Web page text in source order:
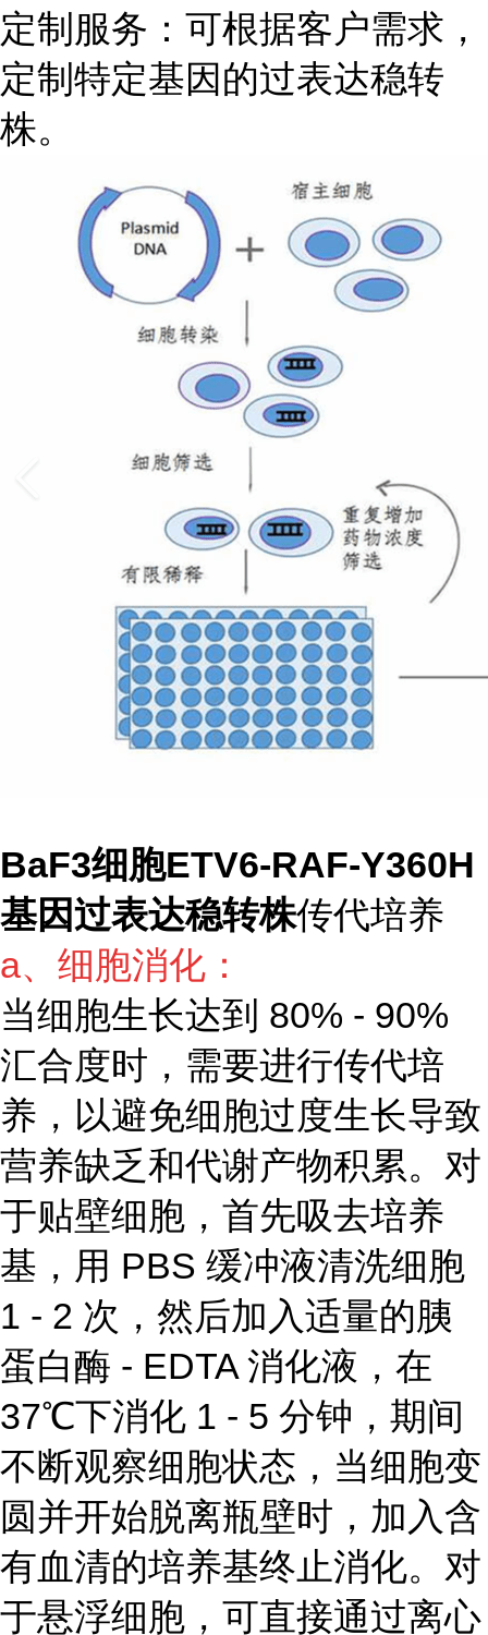
定制服务：可根据客户需求，
定制特定基因的过表达稳转
株。
BaF3细胞ETV6-RAF-Y360H
基因过表达稳转株传代培养
a、细胞消化：
当细胞生长达到 80% - 90%
汇合度时，需要进行传代培
养，以避免细胞过度生长导致
营养缺乏和代谢产物积累。对
于贴壁细胞，首先吸去培养
基，用 PBS 缓冲液清洗细胞
1 - 2 次，然后加入适量的胰
蛋白酶 - EDTA 消化液，在
37℃下消化 1 - 5 分钟，期间
不断观察细胞状态，当细胞变
圆并开始脱离瓶壁时，加入含
有血清的培养基终止消化。对
于悬浮细胞，可直接通过离心